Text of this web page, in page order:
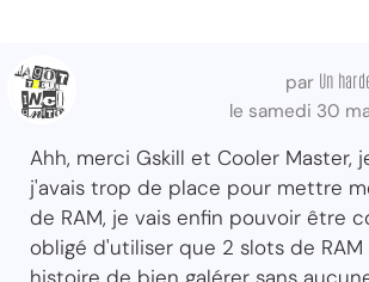
par Un
le samedi 30
Ahh, merci Gskill et Cooler Master,
j'avais trop de place pour mettre
de RAM, je vais enfin pouvoir être
obligé d'utiliser que 2 slots de RAM